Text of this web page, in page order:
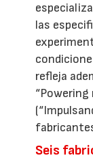
las
refleja
“Powering
Seis